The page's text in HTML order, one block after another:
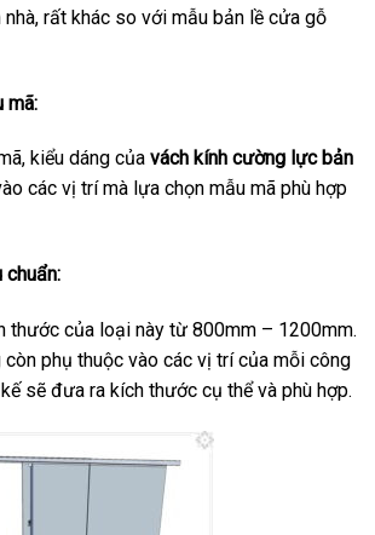
rất khác so với mẫu bản lề cửa gỗ
mã:
kiểu dáng của vách kính cường lực bản
các vị trí mà lựa chọn mẫu mã phù hợp
thước của loại này từ 800mm – 1200mm.
còn phụ thuộc vào các vị trí của mỗi công
sẽ đưa ra kích thước cụ thể và phù hợp.